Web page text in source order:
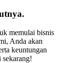
memulai bisnis
Anda akan
keuntungan